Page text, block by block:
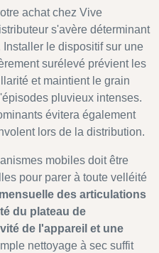
achat chez Vive
s'avère déterminant
le dispositif sur une
surélevé prévient les
et maintient le grain
pluvieux intenses.
évitera également
lors de la distribution.
mobiles doit être
pour parer à toute velléité
des articulations
du plateau de
de l'appareil et une
nettoyage à sec suffit